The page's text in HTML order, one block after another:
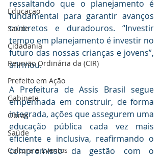
Educação
Saúde
Cidadania
Reunião Ordinária da (CIR)
Prefeito em Ação
Gabinete
Obras
Saúde
Cultura e Eventos
ressaltando que o planejamento é
fundamental para garantir avanços
concretos e duradouros. “Investir
tempo em planejamento é investir no
futuro das nossas crianças e jovens”,
afirmou.
A Prefeitura de Assis Brasil segue
empenhada em construir, de forma
integrada, ações que assegurem uma
educação pública cada vez mais
eficiente e inclusiva, reafirmando o
compromisso da gestão com o